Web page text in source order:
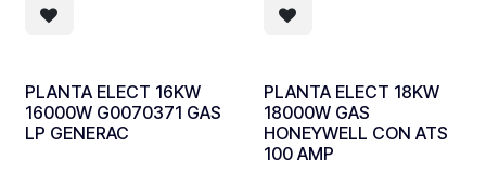
PLANTA ELECT 16KW
16000W G0070371 GAS
LP GENERAC
PLANTA ELECT 18KW
18000W GAS
HONEYWELL CON ATS
100 AMP